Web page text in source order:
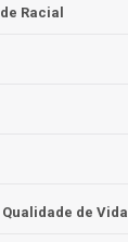
Racial
de Vida